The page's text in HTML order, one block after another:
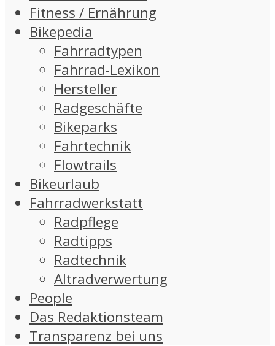
Fitness / Ernährung
Bikepedia
Fahrradtypen
Fahrrad-Lexikon
Hersteller
Radgeschäfte
Bikeparks
Fahrtechnik
Flowtrails
Bikeurlaub
Fahrradwerkstatt
Radpflege
Radtipps
Radtechnik
Altradverwertung
People
Das Redaktionsteam
Transparenz bei uns